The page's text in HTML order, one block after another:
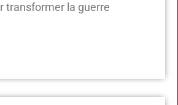
transformer la guerre